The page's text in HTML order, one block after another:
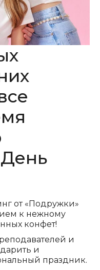
от «Подружки»
к нежному
конфет!
и
и
праздник.